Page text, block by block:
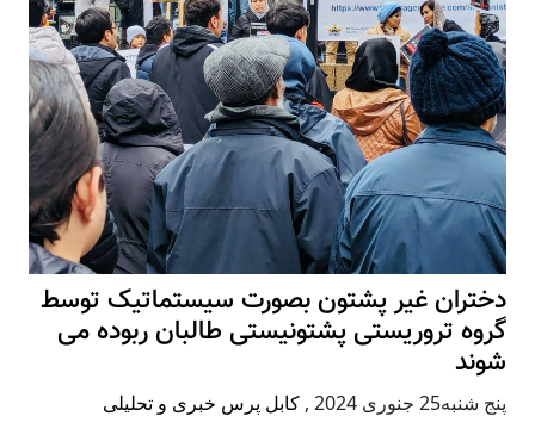
دختران غیر پشتون بصورت سیستماتیک توسط
گروه تروریستی پشتونیستی طالبان ربوده می
شوند
پنج شنبه25 جنوری 2024 , کابل پرس خبری و تحلیلی